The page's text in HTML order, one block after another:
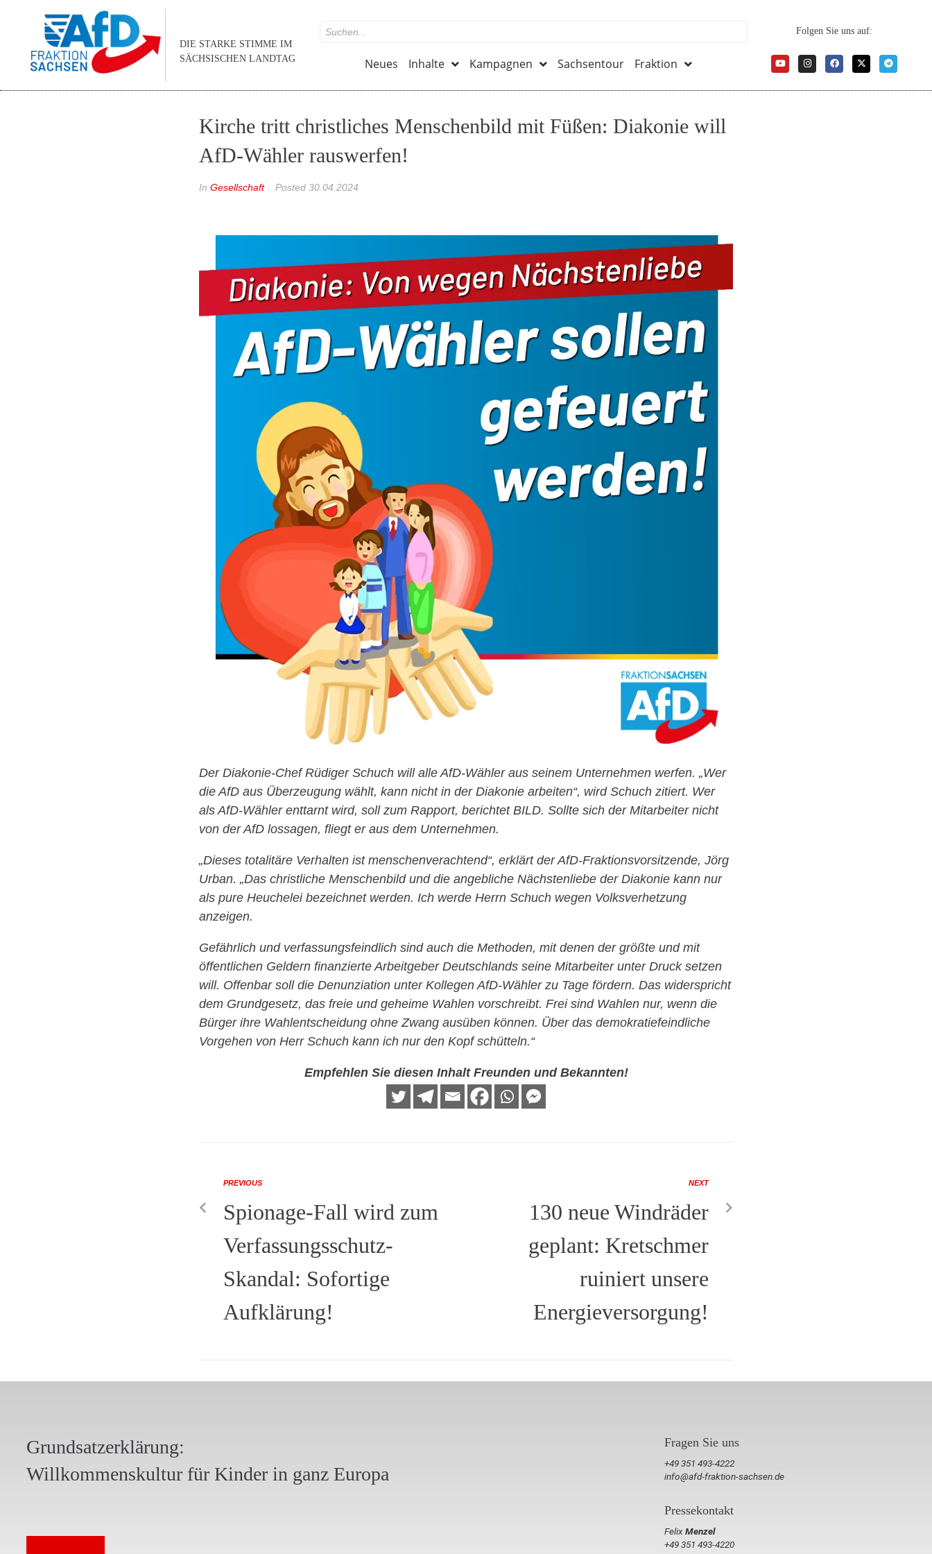
DIE STARKE STIMME IM
SÄCHSISCHEN LANDTAG
Neues Inhalte Kampagnen Sachsentour Fraktion
Folgen Sie uns auf:
Kirche tritt christliches Menschenbild mit Füßen: Diakonie will
AfD-Wähler rauswerfen!
In Gesellschaft Posted 30.04.2024
Der Diakonie-Chef Rüdiger Schuch will alle AfD-Wähler aus seinem Unternehmen werfen. „Wer
die AfD aus Überzeugung wählt, kann nicht in der Diakonie arbeiten“, wird Schuch zitiert. Wer
als AfD-Wähler enttarnt wird, soll zum Rapport, berichtet BILD. Sollte sich der Mitarbeiter nicht
von der AfD lossagen, fliegt er aus dem Unternehmen.
„Dieses totalitäre Verhalten ist menschenverachtend“, erklärt der AfD-Fraktionsvorsitzende, Jörg
Urban. „Das christliche Menschenbild und die angebliche Nächstenliebe der Diakonie kann nur
als pure Heuchelei bezeichnet werden. Ich werde Herrn Schuch wegen Volksverhetzung
anzeigen.
Gefährlich und verfassungsfeindlich sind auch die Methoden, mit denen der größte und mit
öffentlichen Geldern finanzierte Arbeitgeber Deutschlands seine Mitarbeiter unter Druck setzen
will. Offenbar soll die Denunziation unter Kollegen AfD-Wähler zu Tage fördern. Das widerspricht
dem Grundgesetz, das freie und geheime Wahlen vorschreibt. Frei sind Wahlen nur, wenn die
Bürger ihre Wahlentscheidung ohne Zwang ausüben können. Über das demokratiefeindliche
Vorgehen von Herr Schuch kann ich nur den Kopf schütteln.“
Empfehlen Sie diesen Inhalt Freunden und Bekannten!
PREVIOUS
Spionage-Fall wird zum
Verfassungsschutz-
Skandal: Sofortige
Aufklärung!
NEXT
130 neue Windräder
geplant: Kretschmer
ruiniert unsere
Energieversorgung!
Grundsatzerklärung:
Willkommenskultur für Kinder in ganz Europa
Fragen Sie uns
+49 351 493-4222
info@afd-fraktion-sachsen.de
Pressekontakt
FelixMenzel
+49 351 493-4220